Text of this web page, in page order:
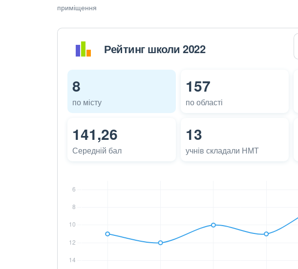
приміщення
Рейтинг школи 2022
8
по місту
157
по області
141,26
Середній бал
13
учнів складали НМТ